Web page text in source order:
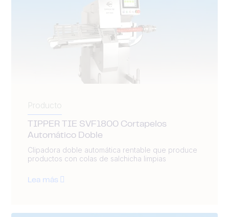
Producto
TIPPER TIE SVF1800 Cortapelos
Automático Doble
Clipadora doble automática rentable que produce
productos con colas de salchicha limpias
Lea más